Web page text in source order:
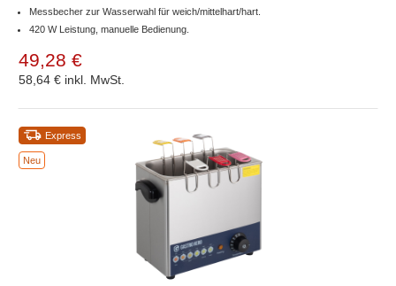
Messbecher zur Wasserwahl für weich/mittelhart/hart.
420 W Leistung, manuelle Bedienung.
49,28 €
58,64 € inkl. MwSt.
Express
Neu